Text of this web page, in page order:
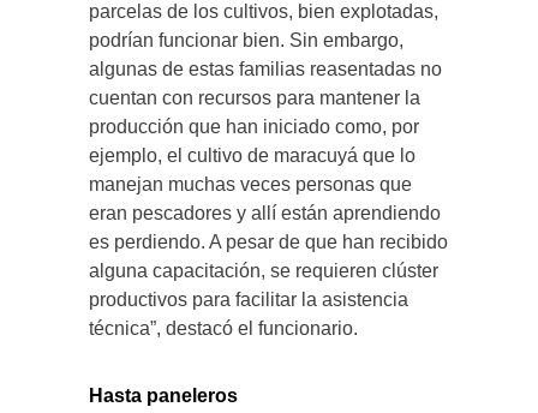
parcelas de los cultivos, bien explotadas,
podrían funcionar bien. Sin embargo,
algunas de estas familias reasentadas no
cuentan con recursos para mantener la
producción que han iniciado como, por
ejemplo, el cultivo de maracuyá que lo
manejan muchas veces personas que
eran pescadores y allí están aprendiendo
es perdiendo. A pesar de que han recibido
alguna capacitación, se requieren clúster
productivos para facilitar la asistencia
técnica”, destacó el funcionario.
Hasta paneleros